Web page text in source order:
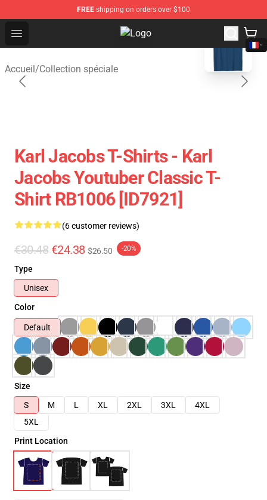
FREE shipping on orders over $100
Open menu Karl Jacobs Store - Official Karl
Accueil/Collection spéciale
blank template
Karl Jacobs T-Shirts - Karl
Jacobs Youtuber Classic T-
Shirt RB1006 [ID7921]
(6 customer reviews)
€30.48 €24.38 $26.50 -20%
Type
Unisex
Color
Default
Size
S
M L XL 2XL 3XL
4XL
5XL
Print Location